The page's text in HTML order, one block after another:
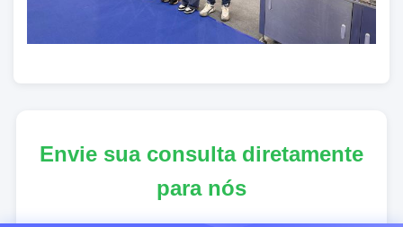
Envie sua consulta diretamente
para nós